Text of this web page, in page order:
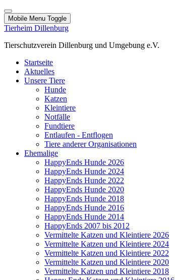
Mobile Menu Toggle
Tierheim Dillenburg
Tierschutzverein Dillenburg und Umgebung e.V.
Startseite
Aktuelles
Unsere Tiere
Hunde
Katzen
Kleintiere
Notfälle
Fundtiere
Entlaufen - Entflogen
Tiere anderer Organisationen
Ehemalige
HappyEnds Hunde 2026
HappyEnds Hunde 2024
HappyEnds Hunde 2022
HappyEnds Hunde 2020
HappyEnds Hunde 2018
HappyEnds Hunde 2016
HappyEnds Hunde 2014
HappyEnds 2007 bis 2012
Vermittelte Katzen und Kleintiere 2026
Vermittelte Katzen und Kleintiere 2024
Vermittelte Katzen und Kleintiere 2022
Vermittelte Katzen und Kleintiere 2020
Vermittelte Katzen und Kleintiere 2018